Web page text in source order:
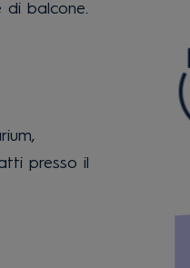
di balcone.
presso il